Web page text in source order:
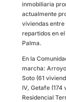
inmobiliaria
actualmente
viviendas entre
repartidos en
Palma.
En la
marcha:
Soto (61
IV, Getafe
Residencial